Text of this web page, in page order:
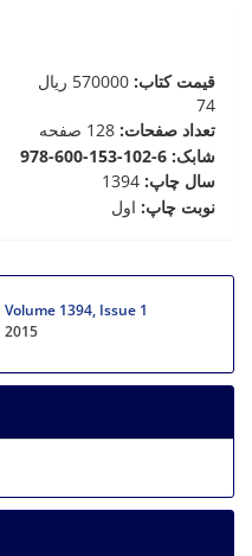
قیمت کتاب: ریال
74
تعداد صفحات:
شابک: 978-600-153-102-6
سال چاپ:
نوبت چاپ: اول
Volume 1394, Issue 1
2015